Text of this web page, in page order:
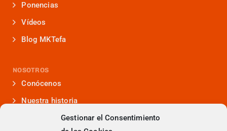
Gestionar el Consentimiento
Ponencias
Vídeos
Blog MKTefa
NOSOTROS
Conócenos
Nuestra historia
Iniciativas que lideramos